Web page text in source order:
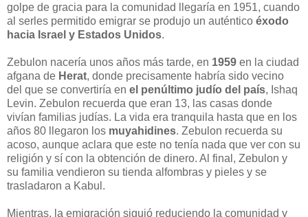
golpe de gracia para la comunidad llegaría en 1951, cuando
al serles permitido emigrar se produjo un auténtico éxodo
hacia Israel y Estados Unidos.
Zebulon nacería unos años más tarde, en 1959 en la ciudad
afgana de Herat, donde precisamente habría sido vecino
del que se convertiría en el penúltimo judío del país, Ishaq
Levin. Zebulon recuerda que eran 13, las casas donde
vivían familias judías. La vida era tranquila hasta que en los
años 80 llegaron los muyahidines. Zebulon recuerda su
acoso, aunque aclara que este no tenía nada que ver con su
religión y sí con la obtención de dinero. Al final, Zebulon y
su familia vendieron su tienda alfombras y pieles y se
trasladaron a Kabul.
Mientras, la emigración siguió reduciendo la comunidad y